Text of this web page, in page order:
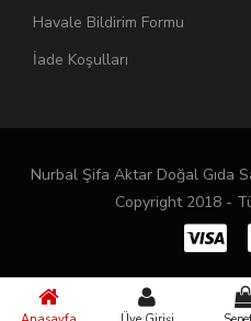
Havale Bildirim Formu
İade Koşulları
Nurbal Şifa Aktar Doğal Gıda
Copyright 2018 -